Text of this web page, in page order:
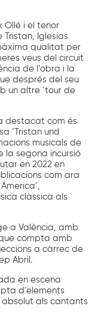
Ollé i el tenor
Iglesias
qualitat per
veus del circuit
de l’obra i la
després del seu
un altre ‘tour de
destacat com és
‘Tristan und
musicals de
la segona incursió
en 2022 en
com ara
clàssica als
a València, amb
compta amb
a càrrec de
Abril.
en escena
d’elements
absolut als cantants